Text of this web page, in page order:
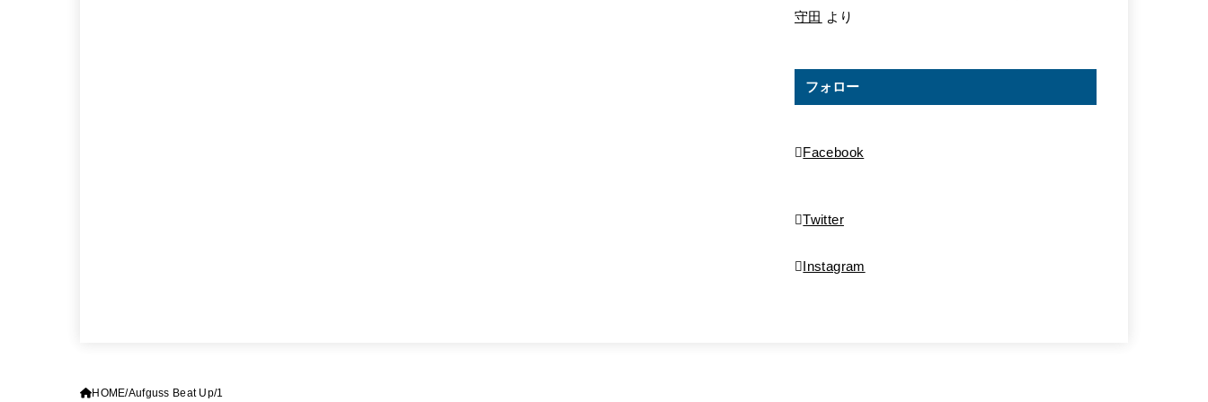
守田
より
フォロー
Facebook
Twitter
Instagram
HOME Aufguss Beat Up 1